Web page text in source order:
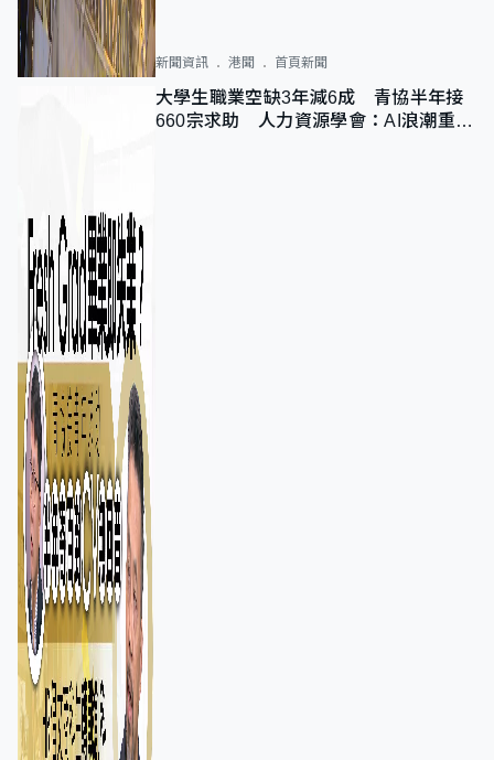
新聞資訊 港聞 首頁新聞
大學生職業空缺3年減6成 青協半年接
660宗求助 人力資源學會：AI浪潮重整